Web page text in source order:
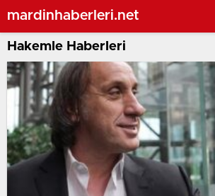
mardinhaberleri.net
Hakemle Haberleri